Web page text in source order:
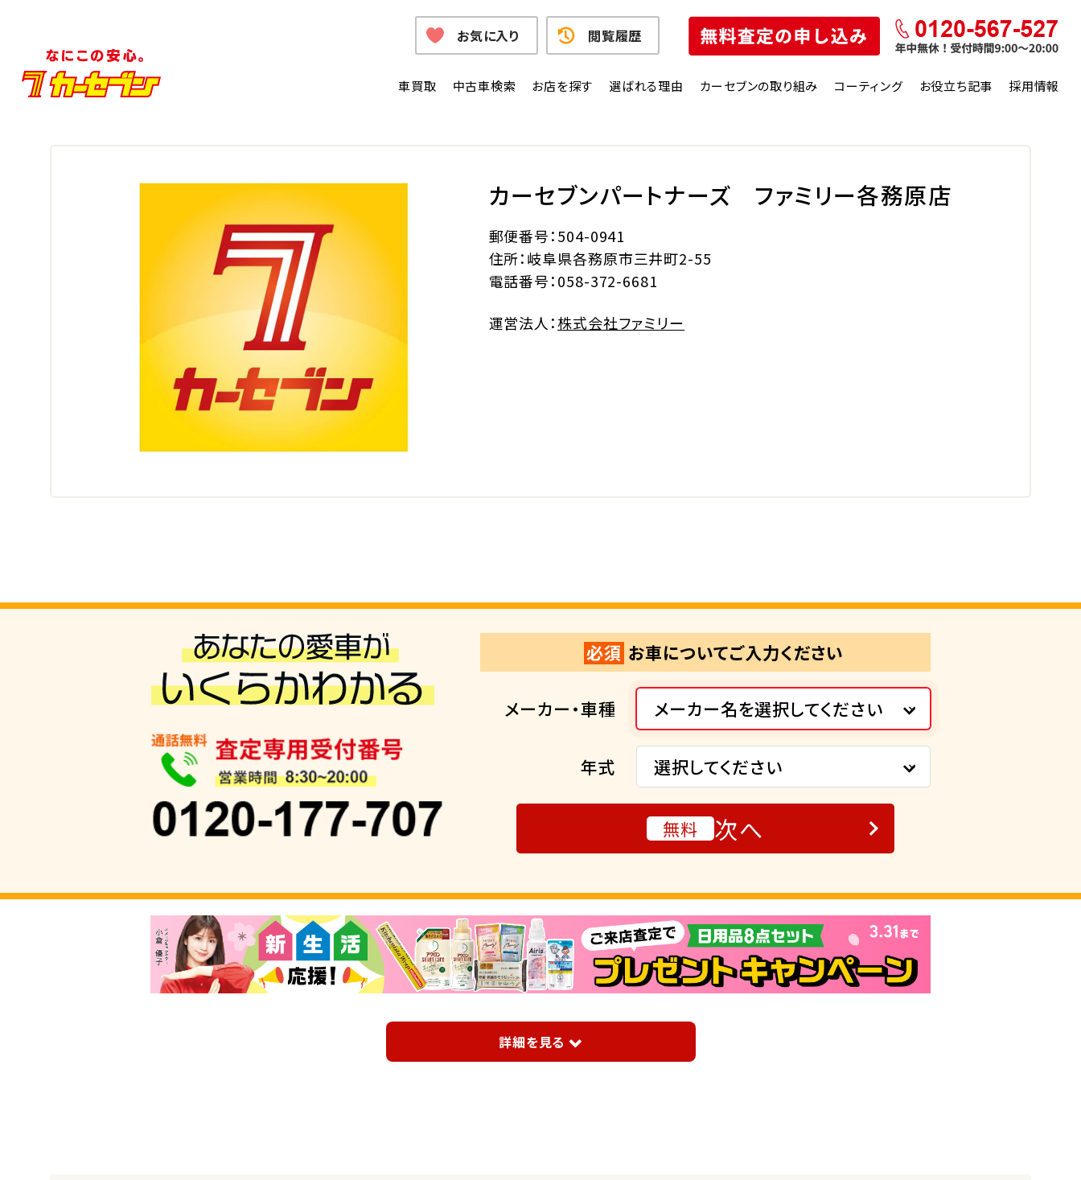
車買取 中古車検索 お店を探す 選ばれる理由 カーセブンの取り組み コーティング お役立ち記事 採用情報
お気に入り 閲覧履歴
カーセブンパートナーズ ファミリー各務原店
郵便番号：504-0941
住所：岐阜県各務原市三井町2-55
電話番号：058-372-6681
運営法人：株式会社ファミリー
必須 お車についてご入力ください
メーカー・車種 メーカー名を選択してください
年式 選択してください
無料 次へ
詳細を見る